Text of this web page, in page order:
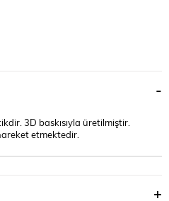
3D baskısıyla üretilmiştir.
etmektedir.